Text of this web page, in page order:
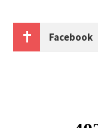
Facebook